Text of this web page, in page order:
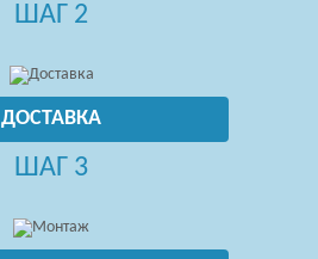
ШАГ 2
ДОСТАВКА
ШАГ 3